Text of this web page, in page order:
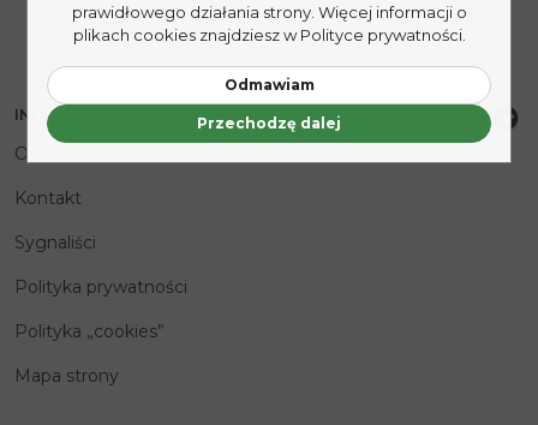
INFORMACJE
O nas
Kontakt
Sygnaliści
Polityka prywatności
Polityka „cookies”
Mapa strony
prawidłowego działania strony. Więcej informacji o
plikach cookies znajdziesz w Polityce prywatności.
Odmawiam
Przechodzę dalej